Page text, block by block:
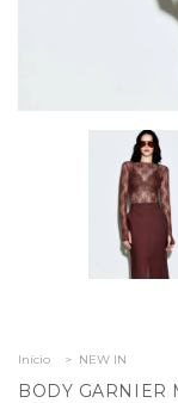
Início > NEW IN
BODY GARNIER